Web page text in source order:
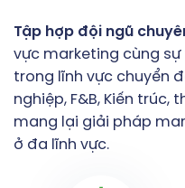
Tập hợp đội ngũ
vực marketing cùng
trong lĩnh vực chuyển
nghiệp, F&B, Kiến trúc,
mang lại giải pháp
ở đa lĩnh vực.